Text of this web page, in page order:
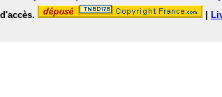
d'accès.